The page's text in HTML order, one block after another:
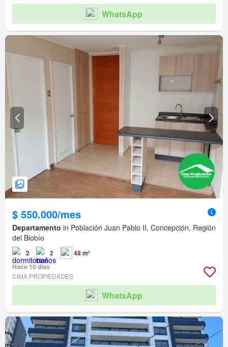
WhatsApp
$ 550.000/mes
Departamento in Población Juan Pablo II, Concepción, Región
del Biobío
2 2
48 m²
Hace 10 días
CIMA PROPIEDADES
WhatsApp